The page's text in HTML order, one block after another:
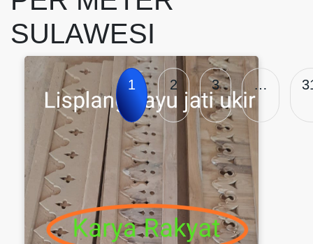
SULAWESI
1 2 3 …